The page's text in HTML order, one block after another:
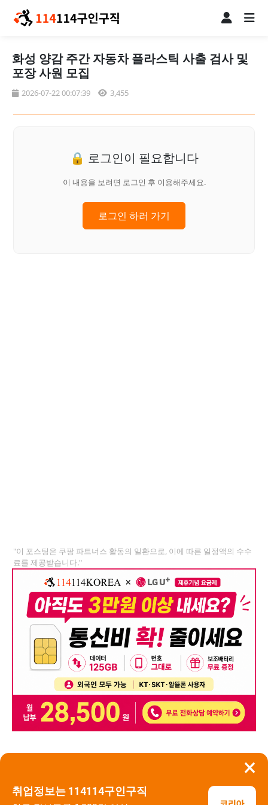
×
취업정보는 114114구인구직
화성 양감 주간 자동차 플라스틱 사출 검사 및
포장 사원 모집
2026-07-22 00:07:39 3,455
🔒 로그인이 필요합니다
이 내용을 보려면 로그인 후 이용해주세요.
로그인 하러 가기
"이 포스팅은 쿠팡 파트너스 활동의 일환으로, 이에 따른 일정액의 수수
료를 제공받습니다."